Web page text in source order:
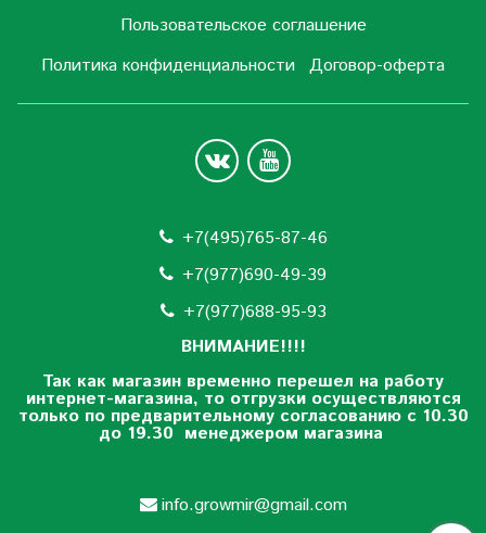
Пользовательское соглашение
Политика конфиденциальности Договор-оферта
+7(495)765-87-46
+7(977)690-49-39
+7(977)688-95-93
ВНИМАНИЕ!!!!
Так как магазин временно перешел на работу
интернет-магазина, то отгрузки осуществляются
только по предварительному согласованию с 10.30
до 19.30 менеджером магазина
info.growmir@gmail.com